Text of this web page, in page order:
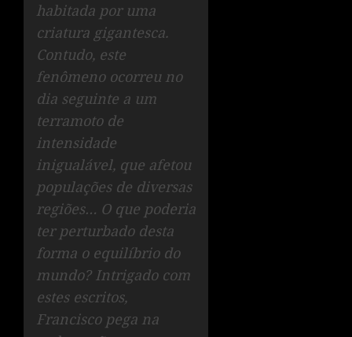
habitada por uma
criatura gigantesca.
Contudo, este
fenômeno ocorreu no
dia seguinte a um
terramoto de
intensidade
inigualável, que afetou
populações de diversas
regiões… O que poderia
ter perturbado desta
forma o equilíbrio do
mundo? Intrigado com
estes escritos,
Francisco pega na